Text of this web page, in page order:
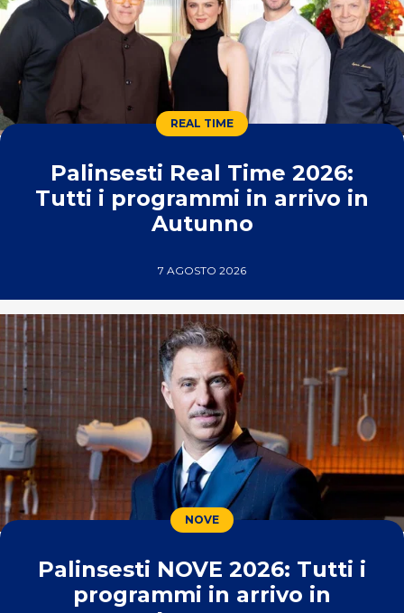
REAL TIME
Palinsesti Real Time 2026:
Tutti i programmi in arrivo in
Autunno
7 AGOSTO 2026
NOVE
Palinsesti NOVE 2026: Tutti i
programmi in arrivo in